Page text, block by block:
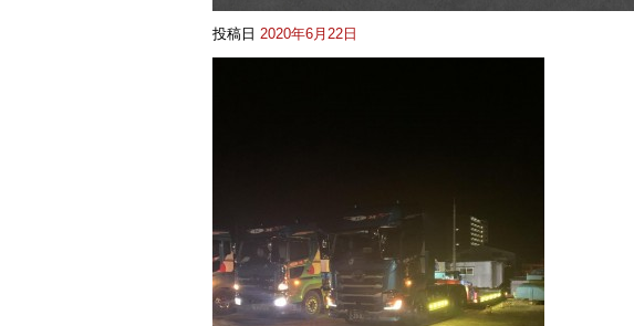
投稿日 2020年6月22日